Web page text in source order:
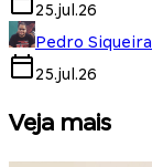
25.jul.26
Pedro Siqueira
25.jul.26
Veja mais